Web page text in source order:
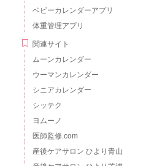
ベビーカレンダーアプリ
体重管理アプリ
関連サイト
ムーンカレンダー
ウーマンカレンダー
シニアカレンダー
シッテク
ヨムーノ
医師監修.com
産後ケアサロン ひより青山